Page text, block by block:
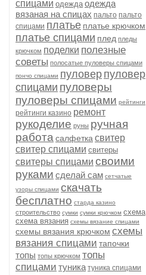
спицами одежда одежда
вязаная на спицах пальто пальто
спицами платье платье крючком
платье спицами плед пледы
крючком поделки полезные
советы полосатые пуловеры спицами
пончо спицами пуловер пуловер
спицами пуловеры
пуловеры спицами рейтинги
рейтинги казино ремонт
рукоделие руны ручная
работа салфетка свитер
свитер спицами свитеры
свитеры спицами своими
руками сделай сам сетчатые
узоры спицами скачать
бесплатно старда казино
строительство сумки сумки крючком схема
схема вязания схемы вязание спицами
схемы вязания крючком схемы
вязания спицами тапочки
топы топы крючком топы
спицами туника туника спицами